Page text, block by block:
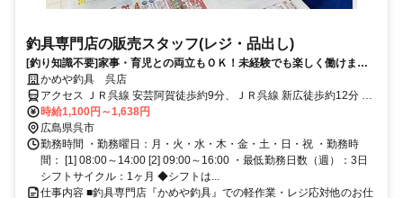
釣具専門店の販売スタッフ(レジ・品出し)
[釣り知識不要]家事・育児との両立もＯＫ！未経験でも楽しく働けます♪
＜ゆめマート阿賀店隣＞
かめや釣具 呉店
アクセス ＪＲ呉線 安芸阿賀徒歩約9分、ＪＲ呉線 新広徒歩約12分 阿
賀ICより車で1分、国道185号線沿いです！
時給1,100円～1,638円
広島県呉市
勤務時間 ・勤務曜日：月・火・水・木・金・土・日・祝 ・勤務時
間： [1] 08:00～14:00 [2] 09:00～16:00 ・最低勤務日数（週）：3日
シフトサイクル：1ヶ月 ◆シフトは...
仕事内容 ■釣具専門店『かめや釣具』での軽作業・レジ応対他のお仕